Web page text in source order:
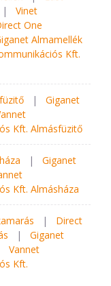
| Vinet
One
Almamellék
Kft.
| Giganet
Kft. Almásfüzitő
| Giganet
Kft. Almásháza
| Direct
| Giganet
Vannet
Kft.